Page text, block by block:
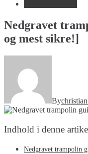
Nedgravet
og mest sikre!]
By
Indhold i denne
Nedgravet trampolin